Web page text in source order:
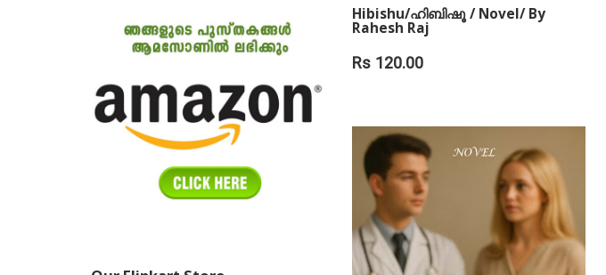
Hibishu/ഹിബിഷൂ / Novel/ By
Rahesh Raj
Rs 120.00
ADD TO CART